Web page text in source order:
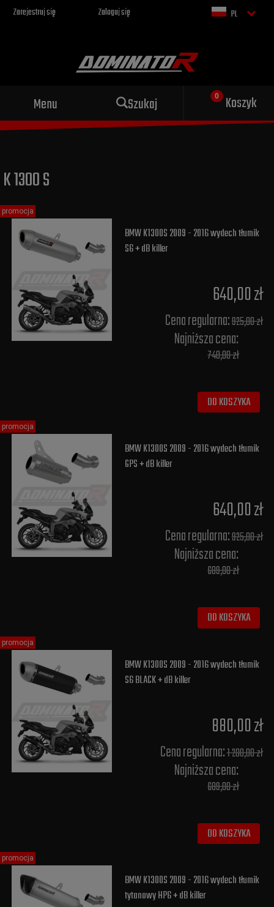
Zarejestruj się Zaloguj się PL
Menu Szukaj Koszyk
Sportowy wydech dla Twojego
K 1300 S
BMW K1300S 2009 - 2016 wydech tłumik
S6 + dB killer
640,00 zł
Cena regularna:925,00 zł
Najniższa cena:
740,00 zł
DO KOSZYKA
promocja
BMW K1300S 2009 - 2016 wydech tłumik
GPS + dB killer
640,00 zł
Cena regularna:925,00 zł
Najniższa cena:
689,00 zł
DO KOSZYKA
promocja
BMW K1300S 2009 - 2016 wydech tłumik
S6 BLACK + dB killer
880,00 zł
Cena regularna:1 200,00 zł
Najniższa cena:
689,00 zł
DO KOSZYKA
promocja
BMW K1300S 2009 - 2016 wydech tłumik
tytanowy HP6 + dB killer
promocja